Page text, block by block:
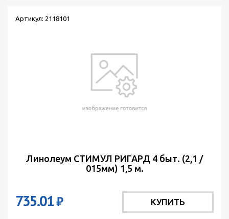
Артикул: 2118101
Линолеум СТИМУЛ РИГАРД 4 быт. (2,1 /
015мм) 1,5 м.
735.01₽ КУПИТЬ